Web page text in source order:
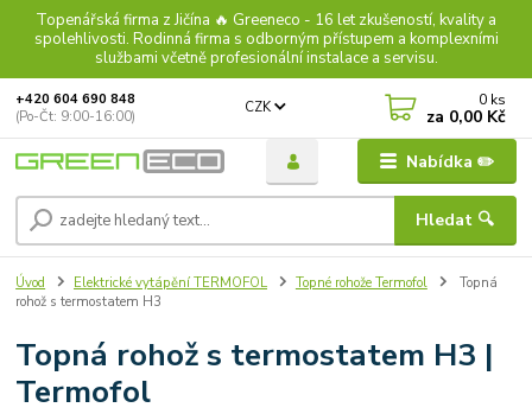
Topenářská firma z Jičína 🔥 Greeneco - 16 let zkušeností, kvality a
spolehlivosti. Rodinná firma s odborným přístupem a komplexními
službami včetně profesionální instalace a servisu.
Nabídka ✏️
CZK
Hledat 🔍
+420 604 690 848
(Po-Čt: 9:00-16:00)
0 ks
za 0,00 Kč
Úvod Elektrické vytápění TERMOFOL Topné rohože Termofol
Topná
rohož s termostatem H3
Topná rohož s termostatem H3 |
Termofol